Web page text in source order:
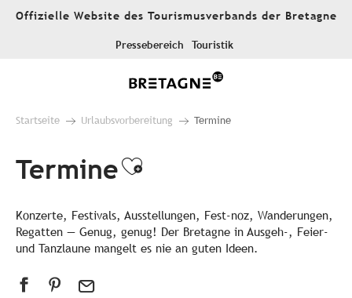
AllerOffizielle Website des Tourismusverbands der Bretagne
Pressebereich Touristik
Startseite Urlaubsvorbereitung Termine
TermineAjouter aux
Konzerte, Festivals, Ausstellungen, Fest-noz, Wanderungen,
Regatten — Genug, genug! Der Bretagne in Ausgeh-, Feier-
und Tanzlaune mangelt es nie an guten Ideen.